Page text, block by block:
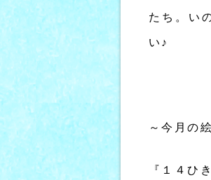
たち。い
い♪
～今月の
『１４ひ